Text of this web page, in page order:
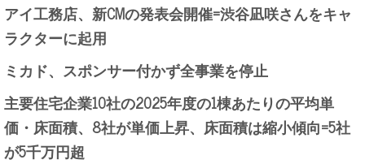
アイ工務店、新CMの発表会開催=渋谷凪咲さんをキャ
ラクターに起用
ミカド、スポンサー付かず全事業を停止
主要住宅企業10社の2025年度の1棟あたりの平均単
価・床面積、8社が単価上昇、床面積は縮小傾向=5社
が5千万円超